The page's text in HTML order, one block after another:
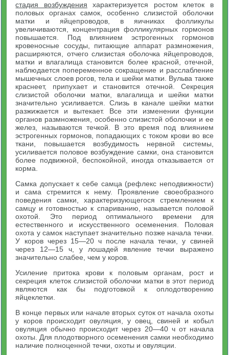
стадия возбуждения характеризуется ростом клеток в
половых органах самок, особенно слизистой оболочки
матки и яйцепроводов, в яичниках фолликулы
увеличиваются, концентрация фолликулярных гормонов
повышается. Под влиянием эстрогенных гормонов
кровеносные сосуды, питающие аппарат размножения,
расширяются, отчего слизистая оболочка яйцепроводов,
матки и влагалища становится более красной, отечной,
наблюдается попеременное сокращение и расслабление
мышечных слоев рогов, тела и шейки матки. Вульва также
краснеет, припухает и становится отечной. Секреция
слизистой оболочки матки, влагалища и шейки матки
значительно усиливается. Слизь в канале шейки матки
разжижается и вытекает. Все эти изменении функции
органов размножения, особенно слизистой оболочки и ее
желез, называются течкой. В это время под влиянием
эстрогенных гормонов, попадающих с током крови во все
ткани, повышается возбудимость нервной системы,
усиливается половое возбуждение самки, она становится
более подвижной, беспокойной, иногда отказывается от
корма.
Самка допускает к себе самца (рефлекс неподвижности)
и сама стремится к нему. Проявление своеобразного
поведения самки, характеризующегося стремлением к
самцу и готовностью к спариванию, называется половой
охотой. Это период оптимального времени для
естественного и искусственного осеменения. Половая
охота у самок наступает значительно позже начала течки.
У коров через 15—20 ч после начала течки, у свиней
через 12—15 ч, у лошадей явление течки выражено
значительно слабее, чем у коров.
Усиление притока крови к половым органам, рост и
секреция клеток слизистой оболочки матки в этот период
являются как бы подготовкой к оплодотворению
яйцеклетки.
В конце первых или начале вторых суток от начала охоты
у коров происходит овуляция, у овец, свиней и кобыл
овуляция обычно происходит через 20—40 ч от начала
охоты. Для плодотворного осеменения самки необходимо
наличие полноценной течки, охоты и овуляции.